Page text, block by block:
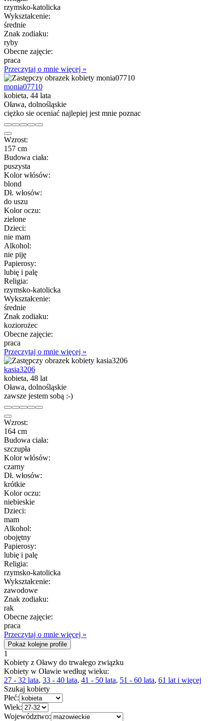
rzymsko-katolicka
Wykształcenie:
średnie
Znak zodiaku:
ryby
Obecne zajęcie:
praca
Przeczytaj o mnie więcej »
monia07710
kobieta, 44 lata
Oława, dolnośląskie
ciężko sie oceniać najlepiej jest mnie poznac
Wzrost:
157 cm
Budowa ciała:
puszysta
Kolor włósów:
blond
Dł. włosów:
do uszu
Kolor oczu:
zielone
Dzieci:
nie mam
Alkohol:
nie piję
Papierosy:
lubię i palę
Religia:
rzymsko-katolicka
Wykształcenie:
średnie
Znak zodiaku:
koziorożec
Obecne zajęcie:
praca
Przeczytaj o mnie więcej »
kasia3206
kobieta, 48 lat
Oława, dolnośląskie
zawsze jestem sobą :-)
Wzrost:
164 cm
Budowa ciała:
szczupła
Kolor włósów:
czarny
Dł. włosów:
krótkie
Kolor oczu:
niebieskie
Dzieci:
mam
Alkohol:
obojętny
Papierosy:
lubię i palę
Religia:
rzymsko-katolicka
Wykształcenie:
zawodowe
Znak zodiaku:
rak
Obecne zajęcie:
praca
Przeczytaj o mnie więcej »
Pokaż kolejne profile
1
Kobiety z Oławy do trwałego związku
Kobiety w Oławie według wieku:
27 - 32 lata, 33 - 40 lata, 41 - 50 lata, 51 - 60 lata, 61 lat i więcej
Szukaj kobiety
Płeć:
Wiek:
Województwo: